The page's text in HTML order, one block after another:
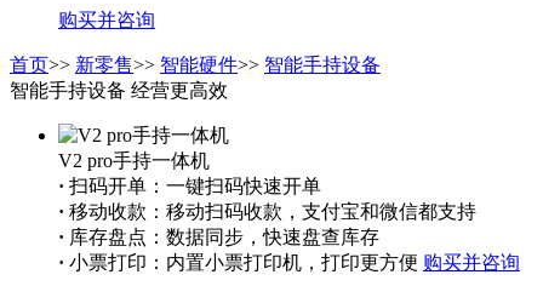
购买并咨询
首页>> 新零售>> 智能硬件>> 智能手持设备
智能手持设备 经营更高效
V2 pro手持一体机
· 扫码开单：一键扫码快速开单
· 移动收款：移动扫码收款，支付宝和微信都支持
· 库存盘点：数据同步，快速盘查库存
· 小票打印：内置小票打印机，打印更方便 购买并咨询